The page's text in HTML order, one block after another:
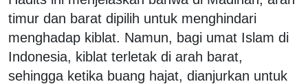
timur dan barat dipilih untuk menghindari
menghadap kiblat. Namun, bagi umat Islam di
Indonesia, kiblat terletak di arah barat,
sehingga ketika buang hajat, dianjurkan untuk